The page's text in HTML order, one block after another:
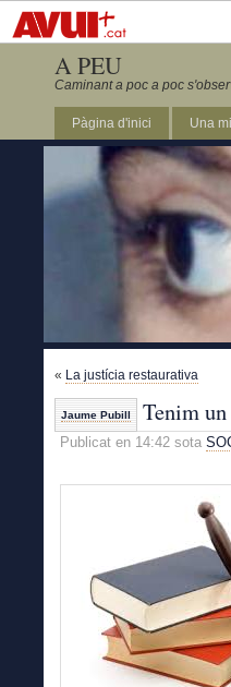
A PEU
Caminant a poc a poc
Pàgina d'inici Una
« La justícia restaurativa
Jaume Pubill Tenim
Publicat en 14:42 sota